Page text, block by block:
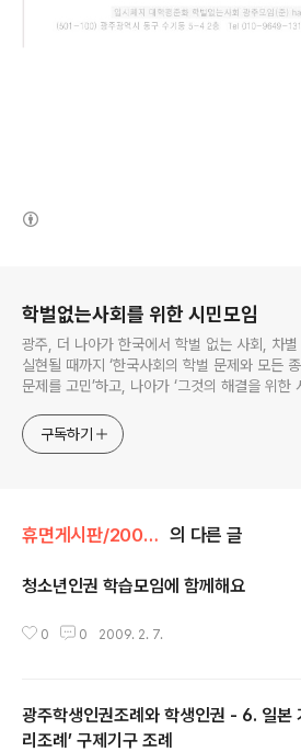
학벌없는사회를 위한 시민모임
광주, 더 나아가 한국에서 학벌 없는 사회, 차
실현될 때까지 ‘한국사회의 학벌 문제와 모든
문제를 고민’하고, 나아가 ‘그것의 해결을 위한
구독하기
휴면게시판/2009~10년 활동소식 의 다른 글
청소년인권 학습모임에 함께해요
0 0 2009. 2. 7.
광주학생인권조례와 학생인권 - 6. 일본
리조례’ 구제기구 조례